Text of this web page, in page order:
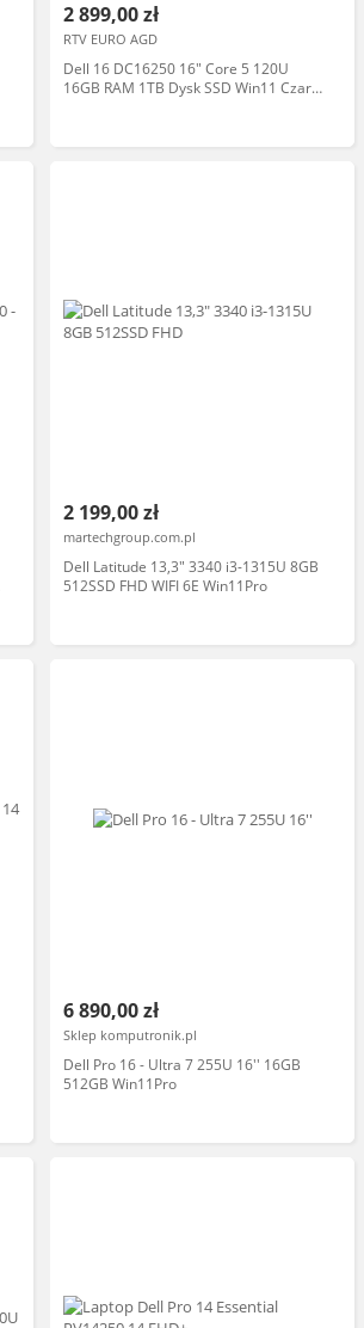
2 899,00 zł
RTV EURO AGD
Dell 16 DC16250 16" Core 5 120U
16GB RAM 1TB Dysk SSD Win11 Czarny
2 199,00 zł
martechgroup.com.pl
Dell Latitude 13,3" 3340 i3-1315U 8GB
512SSD FHD WIFI 6E Win11Pro
6 890,00 zł
Sklep komputronik.pl
Dell Pro 16 - Ultra 7 255U 16'' 16GB
512GB Win11Pro